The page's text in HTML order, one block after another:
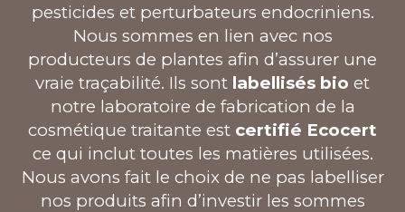
pesticides et perturbateurs endocriniens.
Nous sommes en lien avec nos
producteurs de plantes afin d’assurer une
vraie traçabilité. Ils sont labellisés bio et
notre laboratoire de fabrication de la
cosmétique traitante est certifié Ecocert
ce qui inclut toutes les matières utilisées.
Nous avons fait le choix de ne pas labelliser
nos produits afin d’investir les sommes